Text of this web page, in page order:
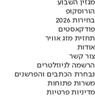
מגזין השבוע
הורוסקופ
בחירות 2026
פודקאסטים
תחזית מזג אוויר
אודות
צור קשר
הרשמה לניוזלטרים
נבחרת הכתבים והפרשנים
משרות פתוחות
מדיניות פרטיות